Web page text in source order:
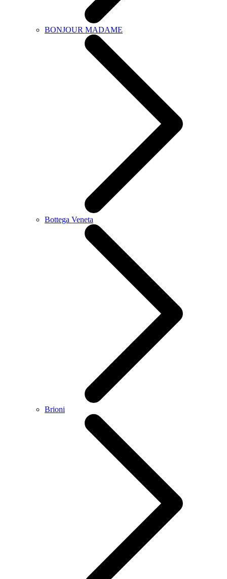
BONJOUR MADAME
Bottega Veneta
Brioni